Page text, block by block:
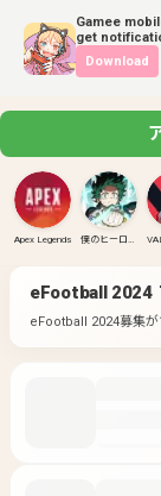
Gamee
get
Download
Apex Legends 僕のヒーローアカデミア ULTRA RUMBLE
eFootball 2024
eFootball 2024募集が